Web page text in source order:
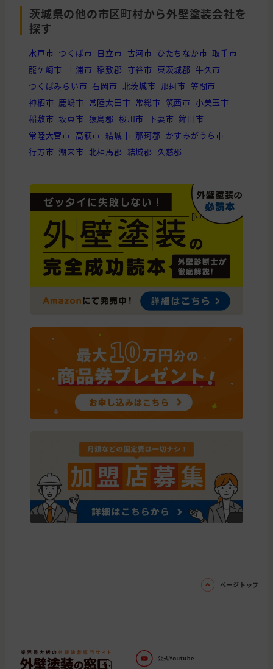
茨城県の他の市区町村から外壁塗装会社を
探す
水戸市 つくば市 日立市 古河市 ひたちなか市 取手市
龍ケ崎市 土浦市 稲敷郡 守谷市 東茨城郡 牛久市
つくばみらい市 石岡市 北茨城市 那珂市 笠間市
神栖市 鹿嶋市 常陸太田市 常総市 筑西市 小美玉市
稲敷市 坂東市 猿島郡 桜川市 下妻市 鉾田市
常陸大宮市 高萩市 結城市 那珂郡 かすみがうら市
行方市 潮来市 北相馬郡 結城郡 久慈郡
ページトップ